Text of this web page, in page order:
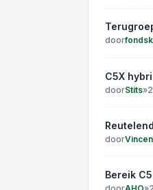
door
C5X
doorStits»
door
Bereik